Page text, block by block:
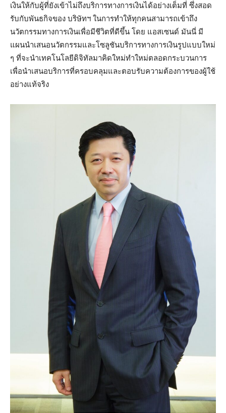
เงินให้กับผู้ที่ยังเข้าไม่ถึงบริการทางการเงินได้อย่างเต็มที่ ซึ่งสอด
รับกับพันธกิจของ บริษัทฯ ในการทำให้ทุกคนสามารถเข้าถึง
นวัตกรรมทางการเงินเพื่อมีชีวิตที่ดีขึ้น โดย แอสเซนด์ มันนี่ มี
แผนนำเสนอนวัตกรรมและโซลูชันบริการทางการเงินรูปแบบใหม่
ๆ ที่จะนำเทคโนโลยีดิจิทัลมาคิดใหม่ทำใหม่ตลอดกระบวนการ
เพื่อนำเสนอบริการที่ครอบคลุมและตอบรับความต้องการของผู้ใช้
อย่างแท้จริง